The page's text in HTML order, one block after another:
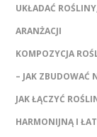
UKŁADAĆ
ARANŻACJI
KOMPOZYCJA
– JAK ZBUDOWAĆ
JAK ŁĄCZYĆ
HARMONIJNĄ I